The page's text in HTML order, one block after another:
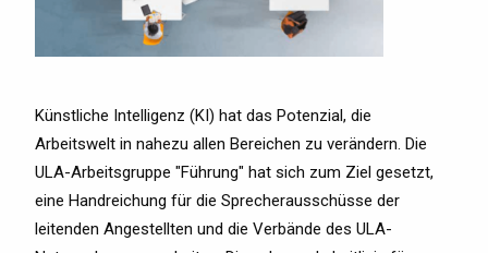
Künstliche Intelligenz (KI) hat das Potenzial, die
Arbeitswelt in nahezu allen Bereichen zu verändern. Die
ULA-Arbeitsgruppe "Führung" hat sich zum Ziel gesetzt,
eine Handreichung für die Sprecherausschüsse der
leitenden Angestellten und die Verbände des ULA-